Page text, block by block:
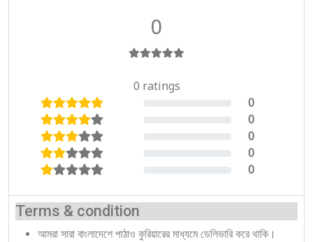
0
0 ratings
0
0
0
0
0
Terms & condition
আমরা সারা বাংলাদেশে পাঠাও কুরিয়ারের মাধ্যমে ডেলিভারি করে থাকি।